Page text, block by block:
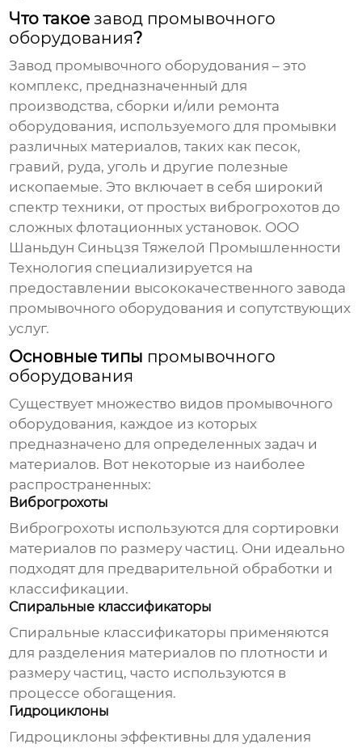
Что такоезавод промывочного
оборудования?
Завод промывочного оборудования – это
комплекс, предназначенный для
производства, сборки и/или ремонта
оборудования, используемого для промывки
различных материалов, таких как песок,
гравий, руда, уголь и другие полезные
ископаемые. Это включает в себя широкий
спектр техники, от простых виброгрохотов до
сложных флотационных установок. ООО
Шаньдун Синьцзя Тяжелой Промышленности
Технология специализируется на
предоставлении высококачественногозавода
промывочного оборудования и сопутствующих
услуг.
Основные типы промывочного
оборудования
Существует множество видов промывочного
оборудования, каждое из которых
предназначено для определенных задач и
материалов. Вот некоторые из наиболее
распространенных:
Виброгрохоты
Виброгрохоты используются для сортировки
материалов по размеру частиц. Они идеально
подходят для предварительной обработки и
классификации.
Спиральные классификаторы
Спиральные классификаторы применяются
для разделения материалов по плотности и
размеру частиц, часто используются в
процессе обогащения.
Гидроциклоны
Гидроциклоны эффективны для удаления